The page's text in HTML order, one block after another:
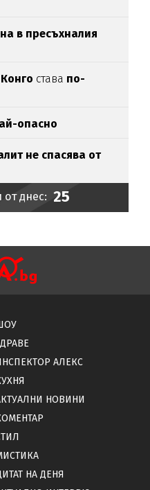
в пресъхналия
става по-
опасно
не спасява от
днес: 25
АЛЕКС
НОВИНИ
НА ДЕНЯ